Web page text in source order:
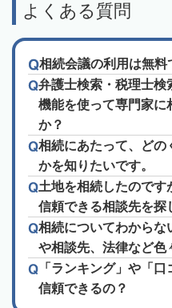
よくある質問
相続会議の利用は無料
弁護士検索・税理士検
機能を使って専門家に
か？
相続にあたって、どの
かを知りたいです。
土地を相続したのです
信頼できる相談先を探
相続についてわからな
や相談先、法律など色
「ランキング」や「
信頼できるの？